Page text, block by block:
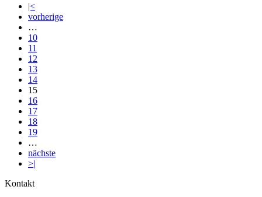
|<
vorherige
…
10
11
12
13
14
15
16
17
18
19
…
nächste
>|
Kontakt